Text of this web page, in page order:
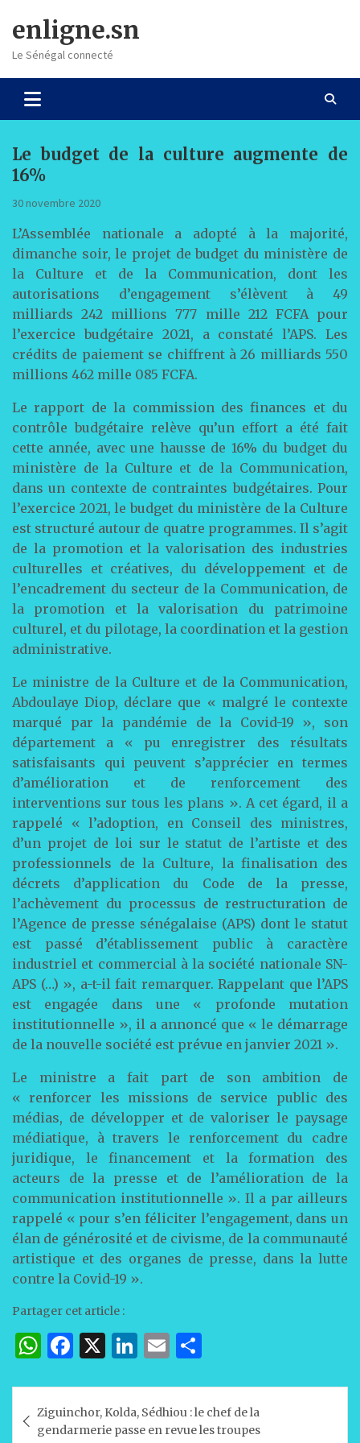
content
enligne.sn
Le Sénégal connecté
Le budget de la culture augmente de
16%
30 novembre 2020
L’Assemblée nationale a adopté à la majorité,
dimanche soir, le projet de budget du ministère de
la Culture et de la Communication, dont les
autorisations d’engagement s’élèvent à 49
milliards 242 millions 777 mille 212 FCFA pour
l’exercice budgétaire 2021, a constaté l’APS. Les
crédits de paiement se chiffrent à 26 milliards 550
millions 462 mille 085 FCFA.
Le rapport de la commission des finances et du
contrôle budgétaire relève qu’un effort a été fait
cette année, avec une hausse de 16% du budget du
ministère de la Culture et de la Communication,
dans un contexte de contraintes budgétaires. Pour
l’exercice 2021, le budget du ministère de la Culture
est structuré autour de quatre programmes. Il s’agit
de la promotion et la valorisation des industries
culturelles et créatives, du développement et de
l’encadrement du secteur de la Communication, de
la promotion et la valorisation du patrimoine
culturel, et du pilotage, la coordination et la gestion
administrative.
Le ministre de la Culture et de la Communication,
Abdoulaye Diop, déclare que « malgré le contexte
marqué par la pandémie de la Covid-19 », son
département a « pu enregistrer des résultats
satisfaisants qui peuvent s’apprécier en termes
d’amélioration et de renforcement des
interventions sur tous les plans ». A cet égard, il a
rappelé « l’adoption, en Conseil des ministres,
d’un projet de loi sur le statut de l’artiste et des
professionnels de la Culture, la finalisation des
décrets d’application du Code de la presse,
l’achèvement du processus de restructuration de
l’Agence de presse sénégalaise (APS) dont le statut
est passé d’établissement public à caractère
industriel et commercial à la société nationale SN-
APS (…) », a-t-il fait remarquer. Rappelant que l’APS
est engagée dans une « profonde mutation
institutionnelle », il a annoncé que « le démarrage
de la nouvelle société est prévue en janvier 2021 ».
Le ministre a fait part de son ambition de
« renforcer les missions de service public des
médias, de développer et de valoriser le paysage
médiatique, à travers le renforcement du cadre
juridique, le financement et la formation des
acteurs de la presse et de l’amélioration de la
communication institutionnelle ». Il a par ailleurs
rappelé « pour s’en féliciter l’engagement, dans un
élan de générosité et de civisme, de la communauté
artistique et des organes de presse, dans la lutte
contre la Covid-19 ».
Partager cet article :
W
at
s
F
c
e
X
Li
k
e
E
ai
l
ta
g
de Ziguinchor, Kolda, Sédhiou : le chef de la
gendarmerie passe en revue les troupes